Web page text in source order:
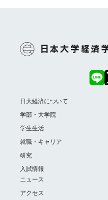
日大経済について
学部・大学院
学生生活
就職・キャリア
研究
入試情報
ニュース
アクセス